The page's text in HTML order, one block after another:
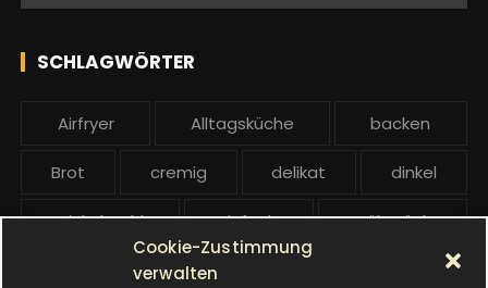
Cookie-Zustimmung
verwalten
c
:
e
ä
SCHLAGWÖRTER
Airfryer Alltagsküche backen
Brot cremig delikat dinkel
Dinkelmehl Einfach Frühstück